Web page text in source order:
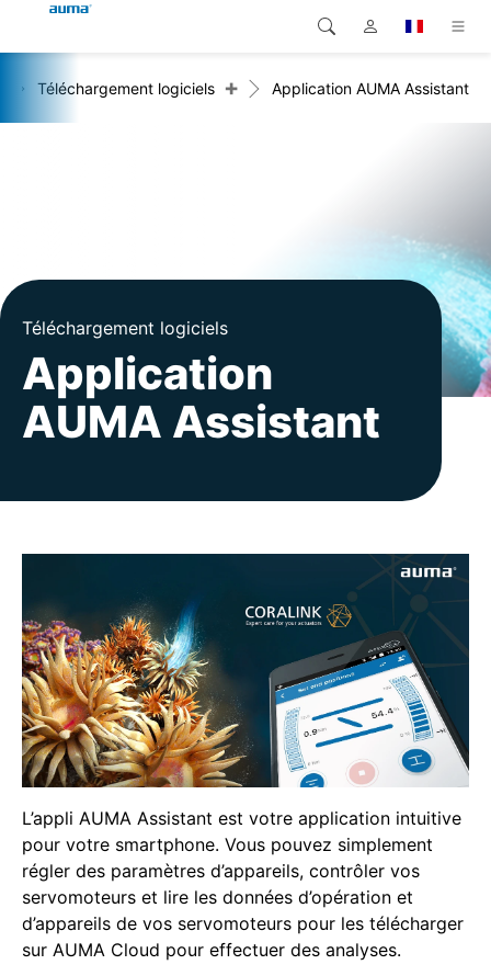
Produits
Entreprise
Contact
Global
Amérique du Nord
Recherche
Téléchargement logiciels + Application AUMA Assistant
Téléchargement logiciels
Application
AUMA Assistant
L’appli AUMA Assistant est votre application intuitive
pour votre smartphone. Vous pouvez simplement
régler des paramètres d’appareils, contrôler vos
servomoteurs et lire les données d’opération et
d’appareils de vos servomoteurs pour les télécharger
sur AUMA Cloud pour effectuer des analyses.